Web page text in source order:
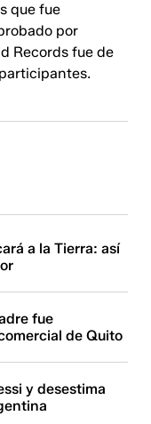
que fue
por
Records fue de
a la Tierra: así
fue
de Quito
y desestima